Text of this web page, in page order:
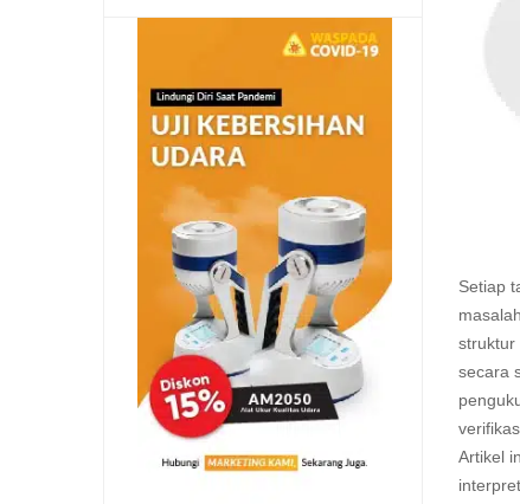
Setiap
struktur
secara
Artikel